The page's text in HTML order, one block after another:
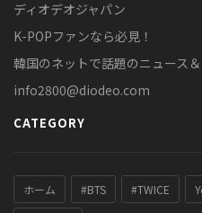
ディオデオジャパン
K-POPファンなら必見！
韓国のネットで話題のニュース
info2800@diodeo.com
CATEGORY
ホーム #BTS #TWICE